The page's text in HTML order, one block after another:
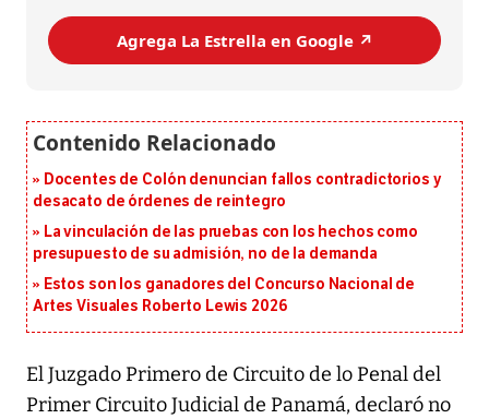
Agrega La Estrella en Google ↗️
Docentes de Colón denuncian fallos contradictorios y
desacato de órdenes de reintegro
La vinculación de las pruebas con los hechos como
presupuesto de su admisión, no de la demanda
Estos son los ganadores del Concurso Nacional de
Artes Visuales Roberto Lewis 2026
El Juzgado Primero de Circuito de lo Penal del
Primer Circuito Judicial de Panamá, declaró no